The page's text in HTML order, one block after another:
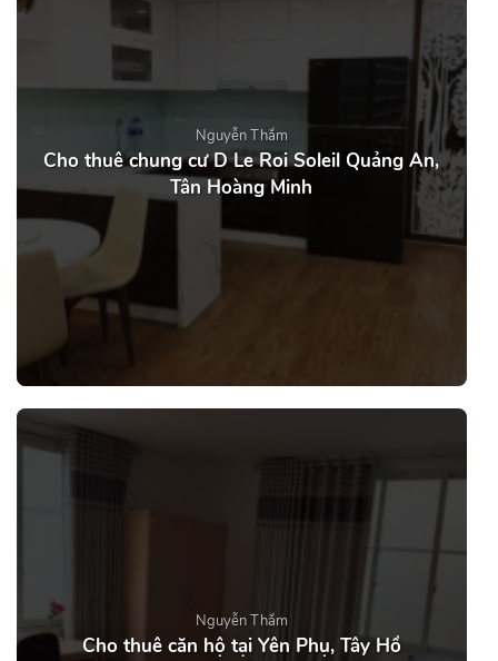
Nguyễn Thắm
Cho thuê chung cư D Le Roi Soleil Quảng An,
Tân Hoàng Minh
Nguyễn Thắm
Cho thuê căn hộ tại Yên Phụ, Tây Hồ